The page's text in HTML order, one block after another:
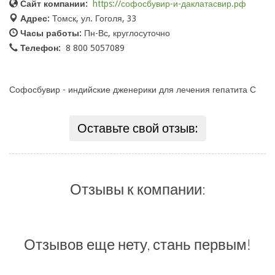
Сайт компании:
https://софосбувир-и-даклатасвир.рф
Адрес: Томск, ул. Гоголя, 33
Часы работы: Пн-Вс, круглосуточно
Телефон: 8 800 5057089
Софосбувир - индийские дженерики для лечения гепатита С
Оставьте свой отзыв:
Отзывы к компании:
Отзывов еще нету, стань первым!